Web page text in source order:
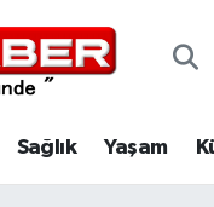
Sağlık Yaşam